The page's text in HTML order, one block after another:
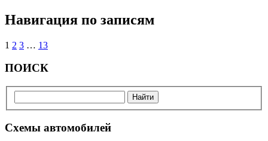
Навигация по записям
1 2 3 … 13
ПОИСК
Схемы автомобилей